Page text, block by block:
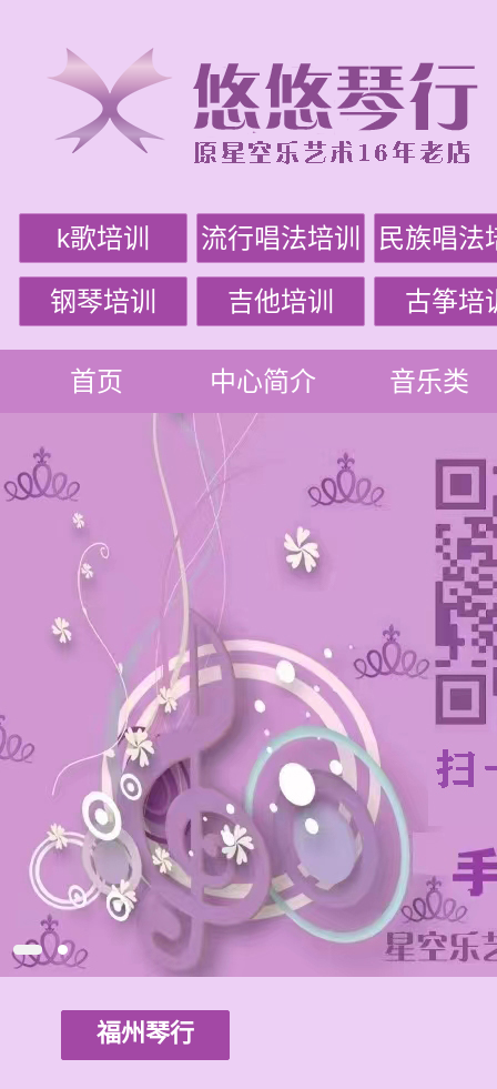
k歌培训 流行唱法培训 民族唱法
钢琴培训 吉他培训 古筝培
首页 中心简介 音乐类
福州琴行